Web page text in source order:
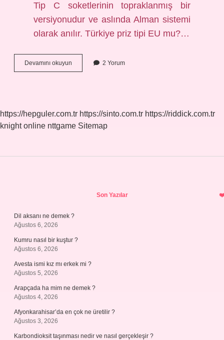
Tip C soketlerinin topraklanmış bir
versiyonudur ve aslında Alman sistemi
olarak anılır. Türkiye priz tipi EU mu?…
Devamını okuyun
Ve
Mu
2 Yorum
https://hepguler.com.tr https://sinto.com.tr https://riddick.com.tr
knight online nttgame Sitemap
Son Yazılar
Dil aksanı ne demek ?
Ağustos 6, 2026
Kumru nasıl bir kuştur ?
Ağustos 6, 2026
Avesta ismi kız mı erkek mi ?
Ağustos 5, 2026
Arapçada ha mim ne demek ?
Ağustos 4, 2026
Afyonkarahisar’da en çok ne üretilir ?
Ağustos 3, 2026
Karbondioksit taşınması nedir ve nasıl gerçekleşir ?